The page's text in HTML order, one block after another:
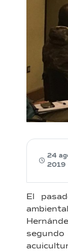
24
2019
El
segundo